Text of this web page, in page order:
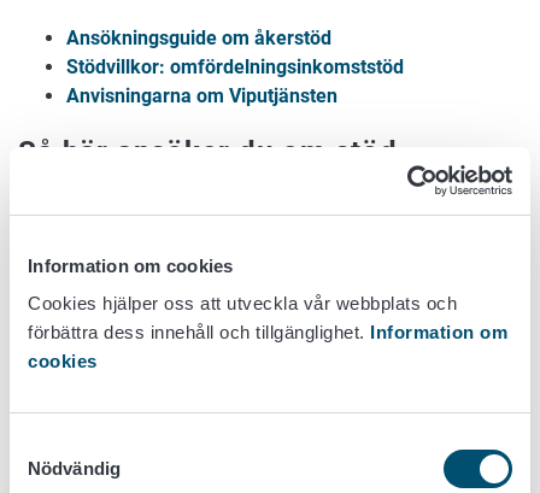
Information om cookies
Cookies hjälper oss att utveckla vår webbplats och
förbättra dess innehåll och tillgänglighet. Information om
cookies
Nödvändig
Ansökningsguide om åkerstöd
Stödvillkor: omfördelningsinkomststöd
Anvisningarna om Viputjänsten
Så här ansöker du om stöd
Logga in till Viputjänsten
Odlingsverksamheten på de åkerskiften som du har anmält
i stödansökan bedöms genom satellituppföljning utan